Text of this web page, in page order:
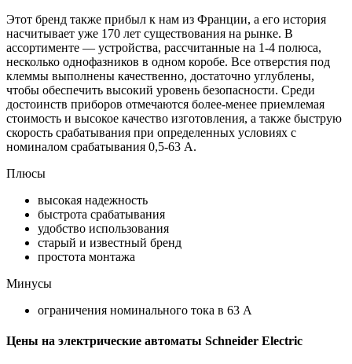
Этот бренд также прибыл к нам из Франции, а его история
насчитывает уже 170 лет существования на рынке. В
ассортименте — устройства, рассчитанные на 1-4 полюса,
несколько однофазников в одном коробе. Все отверстия под
клеммы выполнены качественно, достаточно углублены,
чтобы обеспечить высокий уровень безопасности. Среди
достоинств приборов отмечаются более-менее приемлемая
стоимость и высокое качество изготовления, а также быструю
скорость срабатывания при определенных условиях с
номиналом срабатывания 0,5-63 А.
Плюсы
высокая надежность
быстрота срабатывания
удобство использования
старый и известный бренд
простота монтажа
Минусы
ограничения номинального тока в 63 А
Цены на электрические автоматы Schneider Electric